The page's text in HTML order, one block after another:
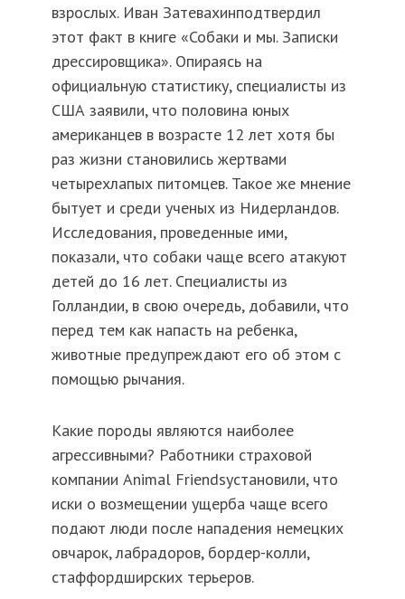
взрослых. Иван Затевахинподтвердил
этот факт в книге «Собаки и мы. Записки
дрессировщика». Опираясь на
официальную статистику, специалисты из
США заявили, что половина юных
американцев в возрасте 12 лет хотя бы
раз жизни становились жертвами
четырехлапых питомцев. Такое же мнение
бытует и среди ученых из Нидерландов.
Исследования, проведенные ими,
показали, что собаки чаще всего атакуют
детей до 16 лет. Специалисты из
Голландии, в свою очередь, добавили, что
перед тем как напасть на ребенка,
животные предупреждают его об этом с
помощью рычания.
Какие породы являются наиболее
агрессивными? Работники страховой
компании Animal Friendsустановили, что
иски о возмещении ущерба чаще всего
подают люди после нападения немецких
овчарок, лабрадоров, бордер-колли,
стаффордширских терьеров.